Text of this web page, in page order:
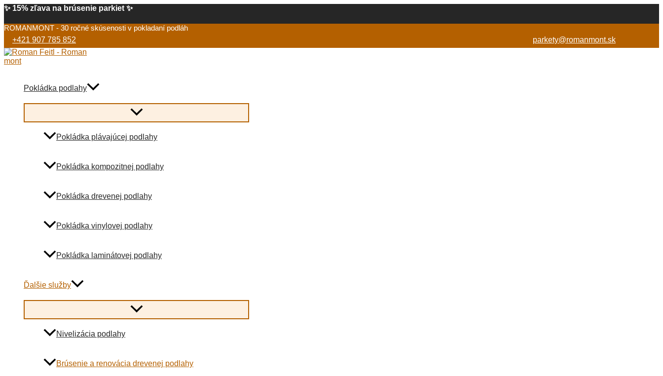
Preskočiť
obsah
✨ 15% zľava na brúsenie parkiet ✨
ROMANMONT - 30 ročné skúsenosti v pokladaní podláh
+421 907 785 852
parkety@romanmont.sk
Pokládka podlahy
Menu
Toggle
Pokládka plávajúcej podlahy
Pokládka kompozitnej podlahy
Pokládka drevenej podlahy
Pokládka vinylovej podlahy
Pokládka laminátovej podlahy
Ďalšie služby
Menu
Toggle
Nivelizácia podlahy
Brúsenie a renovácia drevenej podlahy